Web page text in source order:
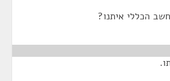
הכללי איתנו?